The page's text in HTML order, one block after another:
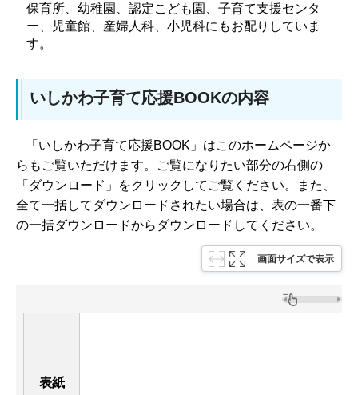
保育所、幼稚園、認定こども園、子育て支援センタ
ー、児童館、産婦人科、小児科にもお配りしていま
す。
いしかわ子育て応援BOOKの内容
「いしかわ子育て応援BOOK」はこのホームページか
らもご覧いただけます。ご覧になりたい部分の右側の
「ダウンロード」をクリックしてご覧ください。また、
全て一括してダウンロードされたい場合は、表の一番下
の一括ダウンロードからダウンロードしてください。
画面サイズで表示
表紙